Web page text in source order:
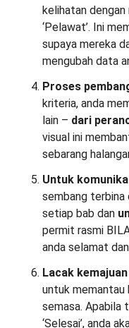
kelihatan
‘Pelawat’. Ini
supaya mereka
mengubah data
Proses
kriteria, anda
lain – dari
visual ini
sebarang
Untuk
sembang terbina
setiap bab dan
permit rasmi
anda selamat
Lacak
untuk memantau
semasa. Apabila
‘Selesai’, anda